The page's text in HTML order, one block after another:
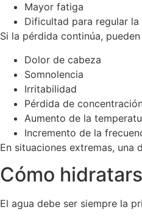
Mayor fatiga
Dificultad para regular
Si la pérdida continúa,
Dolor de cabeza
Somnolencia
Irritabilidad
Pérdida de
Aumento de la
Incremento de la
En situaciones extremas, una
Cómo
El agua debe ser siempre la